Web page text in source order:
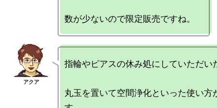
指輪やピアスの休み処にしていただい
丸玉を置いて空間浄化といった使い方